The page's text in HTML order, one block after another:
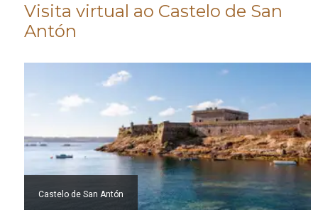
Visita virtual ao Castelo de San
Antón
Castelo de San Antón